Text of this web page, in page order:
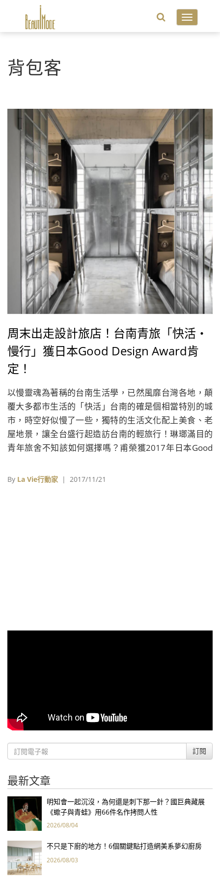
Toggle
背包客
周末出走設計旅店！台南青旅「快活‧
慢行」獲日本Good Design Award肯
定！
以慢靈魂為著稱的台南生活學，已然風靡台灣各地，顛
覆大多都市生活的「快活」台南的確是個相當特別的城
市，時空好似慢了一些，獨特的生活文化配上美食、老
屋地景，讓全台盛行起造訪台南的輕旅行！琳瑯滿目的
青年旅舍不知該如何選擇嗎？甫榮獲2017年日本Good
看！
By La Vie行動家 | 2017/11/21
訂閱
最新文章
明知會一起沉沒，為何還是刺下那一針？國巨典藏展
《蠍子與青蛙》用66件名作拷問人性
2026/08/04
不只是下廚的地方！6個關鍵點打造網美系夢幻廚房
2026/08/03